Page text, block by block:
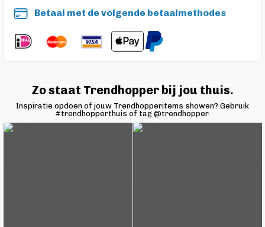
Betaal met de volgende betaalmethodes
Zo staat Trendhopper bij jou thuis.
Inspiratie opdoen of jouw Trendhopperitems showen? Gebruik
#trendhopperthuis of tag @trendhopper.